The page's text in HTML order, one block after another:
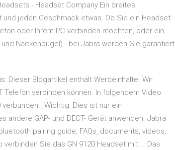
- Headset Company Ein breites
jeden Geschmack etwas. Ob Sie ein Headset
oder Ihrem PC verbinden möchten, oder ein
Nackenbügel) - bei Jabra werden Sie garantiert
Dieser Blogartikel enthält Werbeinhalte. Wir
Telefon verbinden können. In folgendem Video
Wichtig: Dies ist nur ein
GAP- und DECT- Gerät anwenden. Jabra
pairing guide, FAQs, documents, videos,
Sie das GN 9120 Headset mit … Das